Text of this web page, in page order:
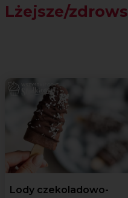
Lżejsze/
Lody czekoladowo-